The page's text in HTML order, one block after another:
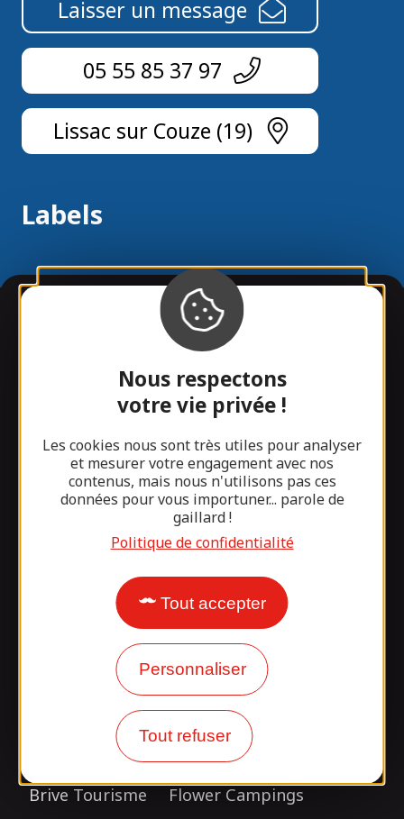
Nous respectons
votre vie privée !
Les cookies nous sont très utiles pour analyser
et mesurer votre engagement avec nos
contenus, mais nous n'utilisons pas ces
données pour vous importuner... parole de
gaillard !
Politique de confidentialité
Tout accepter
Personnaliser
Tout refuser
Laisser un message
05 55 85 37 97
Lissac sur Couze (19)
Labels
Informations
Infos pratiques
Stages sportifs et groupes aviron
Que faire à proximité
Questions fréquentes
Suivez-nous !
Nos partenaires
Brive Tourisme Flower Campings